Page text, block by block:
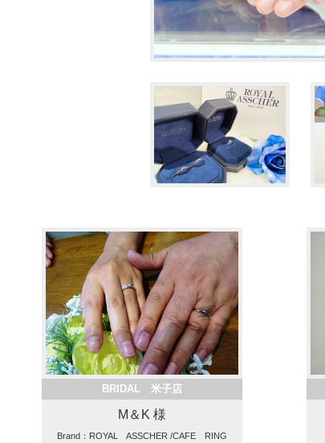
BRIDAL 米子店
M＆K 様
Brand：ROYAL ASSCHER /CAFE RING